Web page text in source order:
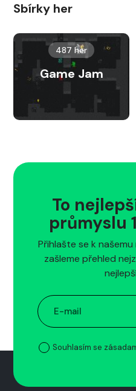
Sbírky her
487 her
Game Jam
To
průmyslu
Přihlašte se k
zašleme přehled
Souhlasím se